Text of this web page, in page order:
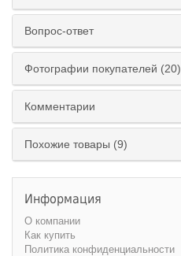
Вопрос-ответ
Фотографии покупателей (20)
Комментарии
Похожие товары (9)
Информация
О компании
Как купить
Политика конфиденциальности